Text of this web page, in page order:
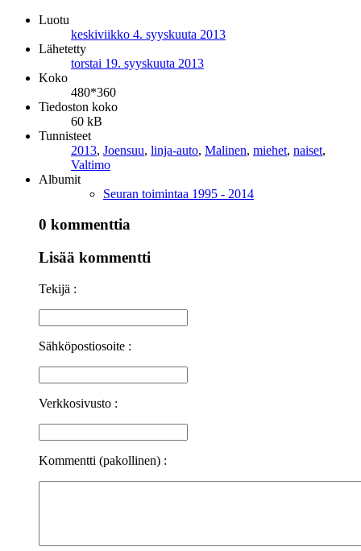
Luotu
keskiviikko 4. syyskuuta 2013
Lähetetty
torstai 19. syyskuuta 2013
Koko
480*360
Tiedoston koko
60 kB
Tunnisteet
2013, Joensuu, linja-auto, Malinen, miehet, naiset,
Valtimo
Albumit
Seuran toimintaa 1995 - 2014
0 kommenttia
Lisää kommentti
Tekijä :
Sähköpostiosoite :
Verkkosivusto :
Kommentti (pakollinen) :